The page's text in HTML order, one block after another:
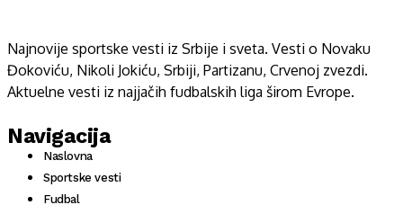
Najnovije sportske vesti iz Srbije i sveta. Vesti o Novaku
Đokoviću, Nikoli Jokiću, Srbiji, Partizanu, Crvenoj zvezdi.
Aktuelne vesti iz najjačih fudbalskih liga širom Evrope.
Navigacija
Naslovna
Sportske vesti
Fudbal